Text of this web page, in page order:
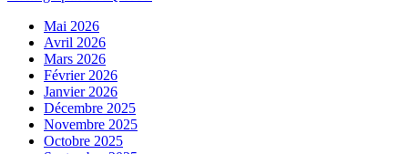
Mai 2026
Avril 2026
Mars 2026
Février 2026
Janvier 2026
Décembre 2025
Novembre 2025
Octobre 2025